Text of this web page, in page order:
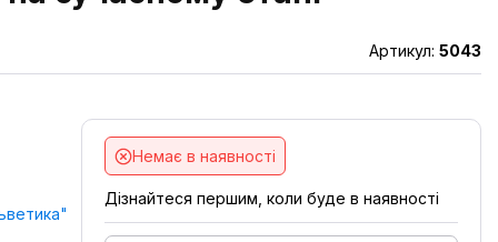
Артикул: 5043
Немає в наявності
Дізнайтеся першим, коли буде в наявності